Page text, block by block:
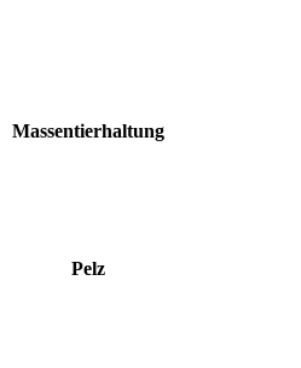
Massentierhaltung
Pelz